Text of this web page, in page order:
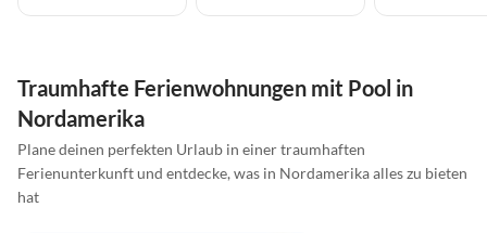
Traumhafte Ferienwohnungen mit Pool in
Nordamerika
Plane deinen perfekten Urlaub in einer traumhaften
Ferienunterkunft und entdecke, was in Nordamerika alles zu bieten
hat